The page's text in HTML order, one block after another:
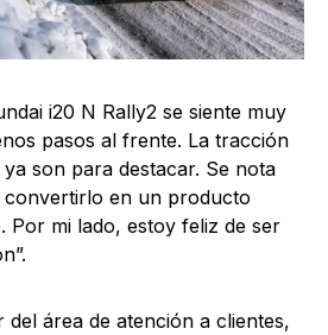
i20 N Rally2 se siente muy
pasos al frente. La tracción
son para destacar. Se nota
convertirlo en un producto
Por mi lado, estoy feliz de ser
área de atención a clientes,